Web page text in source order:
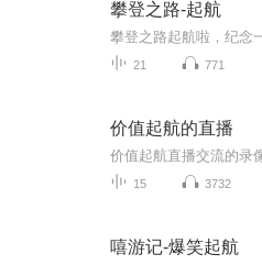
攀登之路-起航
21 771
价值起航的直播
15 3732
嘻游记-爆笑起航